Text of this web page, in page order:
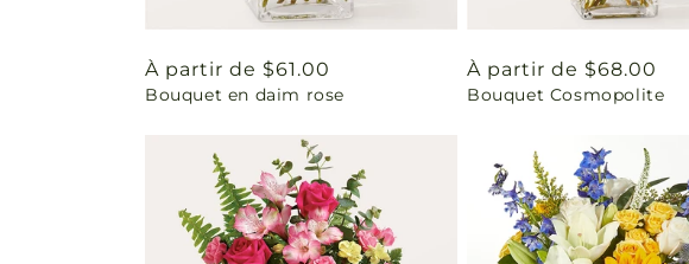
Prix
habituel
À partir de $61.00
Bouquet en daim rose
Prix
habituel
À partir de $68.00
Bouquet Cosmopolite